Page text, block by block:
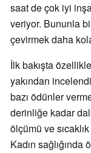
saat de çok iyi
veriyor. Bununla
çevirmek daha
İlk bakışta
yakından
bazı ödünler
derinliğe kadar
ölçümü ve
Kadın